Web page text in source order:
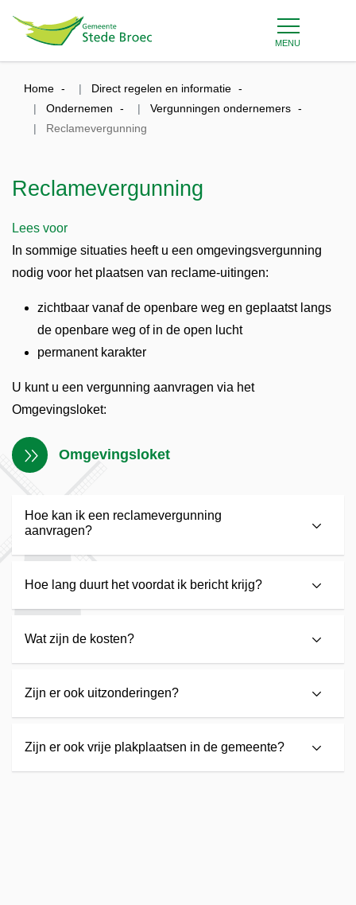
MENU
Home
Direct regelen en informatie
Ondernemen
Vergunningen ondernemers
Reclamevergunning
Reclamevergunning
Lees voor
In sommige situaties heeft u een omgevingsvergunning
nodig voor het plaatsen van reclame-uitingen:
zichtbaar vanaf de openbare weg en geplaatst langs
de openbare weg of in de open lucht
permanent karakter
U kunt u een vergunning aanvragen via het
Omgevingsloket:
Omgevingsloket
Hoe kan ik een reclamevergunning
aanvragen?
Hoe lang duurt het voordat ik bericht krijg?
Wat zijn de kosten?
Zijn er ook uitzonderingen?
Zijn er ook vrije plakplaatsen in de gemeente?